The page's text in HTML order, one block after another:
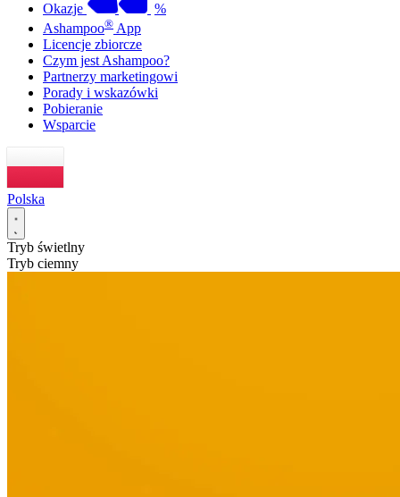
Okazje
%
Ashampoo® App
Licencje zbiorcze
Czym jest Ashampoo?
Partnerzy marketingowi
Porady i wskazówki
Pobieranie
Wsparcie
Polska
Tryb świetlny
Tryb ciemny